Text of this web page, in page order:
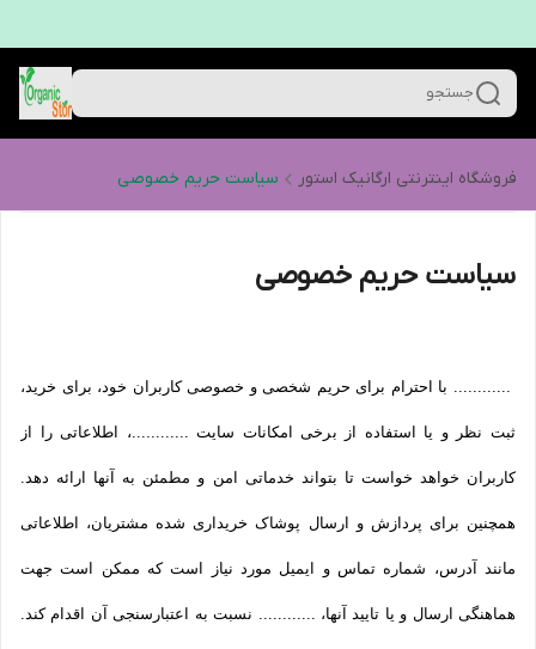
جستجو
فروشگاه اینترنتی ارگانیک استور سیاست حریم خصوصی
سیاست حریم خصوصی
............ با احترام برای حریم شخصی و خصوصی کاربران خود، برای خرید،
ثبت نظر و یا استفاده از برخی امکانات سایت ............، اطلاعاتی را از
کاربران خواهد خواست تا بتواند خدماتی امن و مطمئن به آنها ارائه دهد.
همچنین برای پردازش و ارسال پوشاک خریداری شده مشتریان، اطلاعاتی
مانند آدرس، شماره تماس و ایمیل مورد نیاز است که ممکن است جهت
هماهنگی ارسال و یا تایید آنها، ............ نسبت به اعتبارسنجی آن اقدام کند.